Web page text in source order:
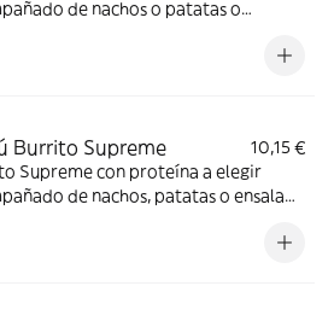
de nachos o patatas o
Burrito Supreme
10,15 €
Supreme con proteína a elegir
de nachos, patatas o ensalada